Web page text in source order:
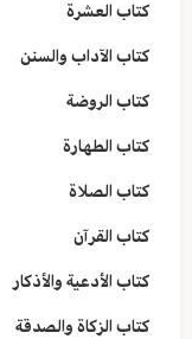
كتاب العشرة
كتاب الآداب والسنن
كتاب الروضة
كتاب الطهارة
كتاب الصلاة
كتاب القرآن
كتاب الأدعية والأذكار
كتاب الزكاة والصدقة